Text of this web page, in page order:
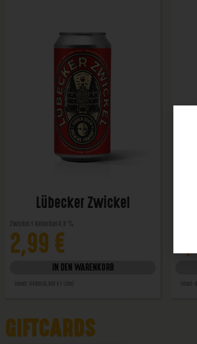
Lübecker Zwickel
2,99 €
IN DEN WARENKORB
GIFTCARDS